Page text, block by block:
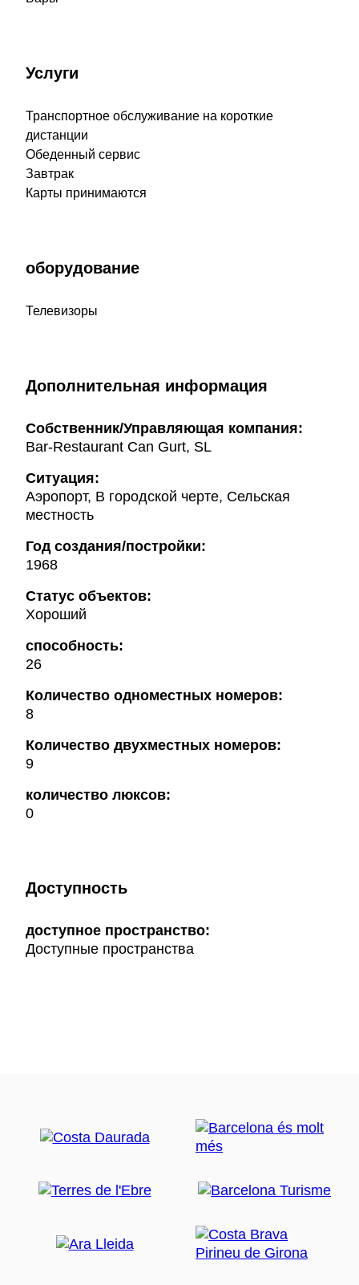
Услуги
Транспортное обслуживание на короткие
дистанции
Обеденный сервис
Завтрак
Карты принимаются
оборудование
Телевизоры
Дополнительная информация
Собственник/Управляющая компания:
Bar-Restaurant Can Gurt, SL
Ситуация:
Аэропорт, В городской черте, Сельская
местность
Год создания/постройки:
1968
Статус объектов:
Хороший
способность:
26
Количество одноместных номеров:
8
Количество двухместных номеров:
9
количество люксов:
0
Доступность
доступное пространство:
Доступные пространства